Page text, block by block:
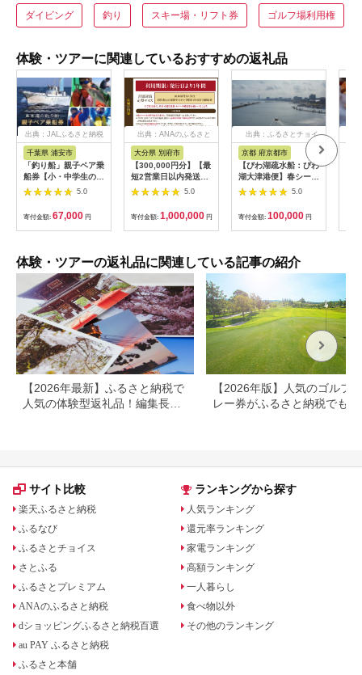
ダイビング 釣り スキー場・リフト券 ゴルフ場利用権
体験・ツアーに関連しているおすすめの返礼品
出典：JALふるさと納税
千葉県 浦安市
「釣り船」親子ペア乗
船券【小・中学生のお
子様】
5.0
寄付金額: 67,000 円
出典：ANAのふるさと
大分県 別府市
【300,000円分】【最
短2営業日以内発送】
別府市内の旅館やホテ
ルで使用できる宿泊補
助券 楽しい旅の思い
出を！ 宿泊券 大分県
別府市 3000円 15000
円 30万円 ホテル 旅
館 温泉 旅行 観光 ト
ラベル 宿泊補助券 チ
ケット クーポン 宿泊
お泊り 別府温泉 別府
観光 地獄めぐり 旅 お
すすめ 人気 体験型 節
約_B030-007
5.0
寄付金額: 1,000,000 円
出典：ふるさとチョイ
京都 府京都市
【びわ湖疏水船：びわ
湖大津港便】春シーズ
ン先行予約権（２名様
分の乗船予約の権利）
5.0
寄付金額: 100,000 円
体験・ツアーの返礼品に関連している記事の紹介
【2026年最新】ふるさと納税で
人気の体験型返礼品！編集長お
【2026年版】人気のゴルフ
レー券がふるさと納税でもら
サイト比較
楽天ふるさと納税
ふるなび
ふるさとチョイス
さとふる
ふるさとプレミアム
ANAのふるさと納税
dショッピングふるさと納税百選
au PAY ふるさと納税
ふるさと本舗
ランキングから探す
人気ランキング
還元率ランキング
家電ランキング
高額ランキング
一人暮らし
食べ物以外
その他のランキング